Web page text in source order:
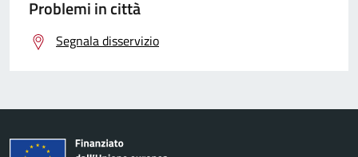
Problemi in città
Segnala disservizio